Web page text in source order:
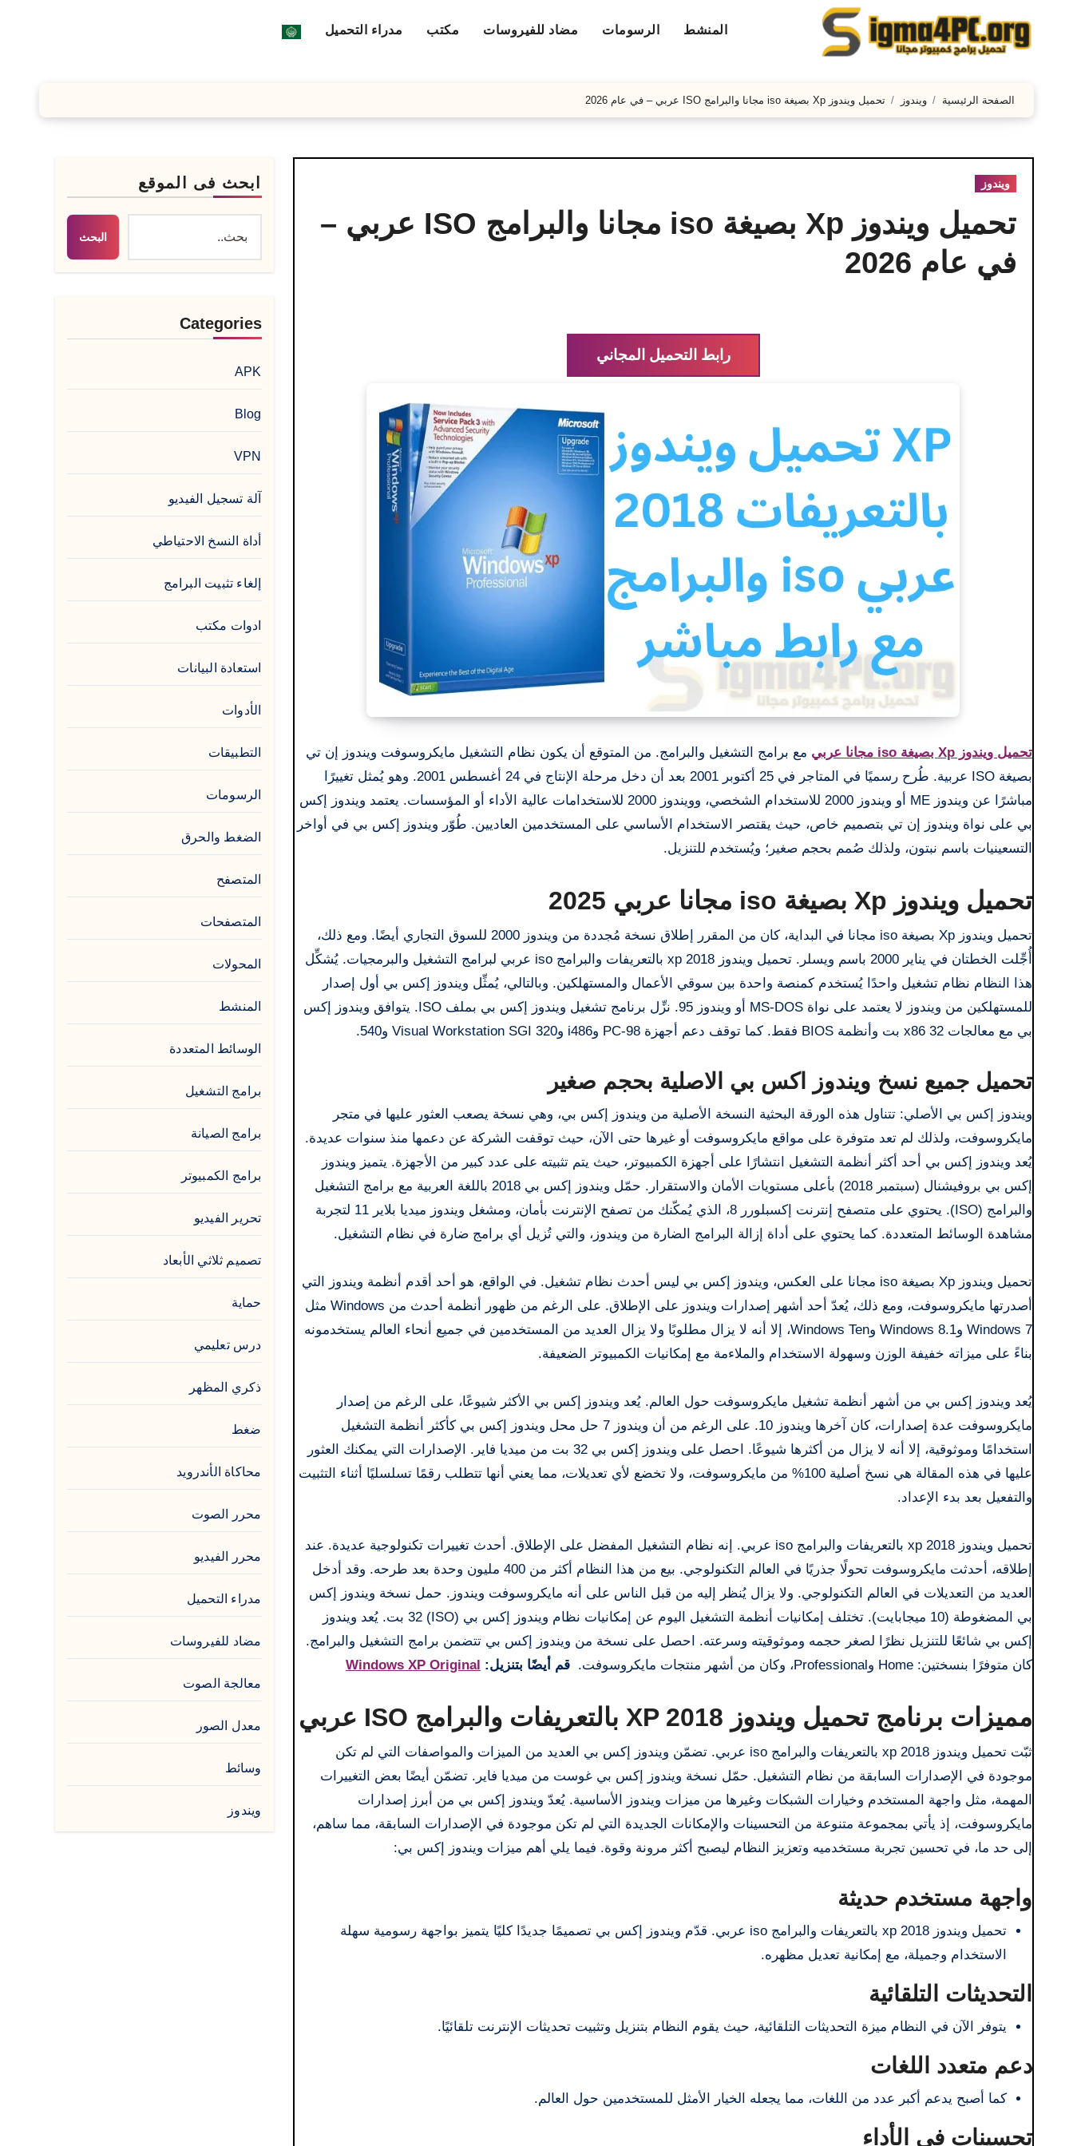
المنشط الرسومات مضاد للفيروسات مكتب مدراء التحميل
الصفحة الرئيسية ويندوز تحميل ويندوز Xp بصيغة iso مجانا والبرامج ISO عربي – في عام 2026
ويندوز
تحميل ويندوز Xp بصيغة iso مجانا والبرامج ISO عربي –
في عام 2026
رابط التحميل المجاني
تحميل ويندوز Xp بصيغة iso مجانا عربي
مع برامج التشغيل والبرامج. من المتوقع أن يكون نظام التشغيل مايكروسوفت ويندوز إن تي
بصيغة ISO عربية. طُرح رسميًا في المتاجر في 25 أكتوبر 2001 بعد أن دخل مرحلة الإنتاج في 24 أغسطس 2001. وهو يُمثل تغييرًا
مباشرًا عن ويندوز ME أو ويندوز 2000 للاستخدام الشخصي، وويندوز 2000 للاستخدامات عالية الأداء أو المؤسسات. يعتمد ويندوز إكس
بي على نواة ويندوز إن تي بتصميم خاص، حيث يقتصر الاستخدام الأساسي على المستخدمين العاديين. طُوّر ويندوز إكس بي في أواخر
التسعينيات باسم نبتون، ولذلك صُمم بحجم صغير؛ ويُستخدم للتنزيل.
تحميل ويندوز Xp بصيغة iso مجانا عربي 2025
تحميل ويندوز Xp بصيغة iso مجانا في البداية، كان من المقرر إطلاق نسخة مُجددة من ويندوز 2000 للسوق التجاري أيضًا. ومع ذلك،
أُجِّلت الخطتان في يناير 2000 باسم ويسلر. تحميل ويندوز xp 2018 بالتعريفات والبرامج iso عربي لبرامج التشغيل والبرمجيات. يُشكِّل
هذا النظام نظام تشغيل واحدًا يُستخدم كمنصة واحدة بين سوقي الأعمال والمستهلكين. وبالتالي، يُمثِّل ويندوز إكس بي أول إصدار
للمستهلكين من ويندوز لا يعتمد على نواة MS-DOS أو ويندوز 95. نزِّل برنامج تشغيل ويندوز إكس بي بملف ISO. يتوافق ويندوز إكس
بي مع معالجات x86 32 بت وأنظمة BIOS فقط. كما توقف دعم أجهزة PC-98 وi486 وVisual Workstation SGI 320 و540.
تحميل جميع نسخ ويندوز اكس بي الاصلية بحجم صغير
ويندوز إكس بي الأصلي: تتناول هذه الورقة البحثية النسخة الأصلية من ويندوز إكس بي، وهي نسخة يصعب العثور عليها في متجر
مايكروسوفت، ولذلك لم تعد متوفرة على مواقع مايكروسوفت أو غيرها حتى الآن، حيث توقفت الشركة عن دعمها منذ سنوات عديدة.
يُعد ويندوز إكس بي أحد أكثر أنظمة التشغيل انتشارًا على أجهزة الكمبيوتر، حيث يتم تثبيته على عدد كبير من الأجهزة. يتميز ويندوز
إكس بي بروفيشنال (سبتمبر 2018) بأعلى مستويات الأمان والاستقرار. حمّل ويندوز إكس بي 2018 باللغة العربية مع برامج التشغيل
والبرامج (ISO). يحتوي على متصفح إنترنت إكسبلورر 8، الذي يُمكّنك من تصفح الإنترنت بأمان، ومشغل ويندوز ميديا بلاير 11 لتجربة
مشاهدة الوسائط المتعددة. كما يحتوي على أداة إزالة البرامج الضارة من ويندوز، والتي تُزيل أي برامج ضارة في نظام التشغيل.
تحميل ويندوز Xp بصيغة iso مجانا على العكس، ويندوز إكس بي ليس أحدث نظام تشغيل. في الواقع، هو أحد أقدم أنظمة ويندوز التي
أصدرتها مايكروسوفت، ومع ذلك، يُعدّ أحد أشهر إصدارات ويندوز على الإطلاق. على الرغم من ظهور أنظمة أحدث من Windows مثل
Windows 7 وWindows 8.1 وWindows Ten، إلا أنه لا يزال مطلوبًا ولا يزال العديد من المستخدمين في جميع أنحاء العالم يستخدمونه
بناءً على ميزاته خفيفة الوزن وسهولة الاستخدام والملاءمة مع إمكانيات الكمبيوتر الضعيفة.
يُعد ويندوز إكس بي من أشهر أنظمة تشغيل مايكروسوفت حول العالم. يُعد ويندوز إكس بي الأكثر شيوعًا، على الرغم من إصدار
مايكروسوفت عدة إصدارات، كان آخرها ويندوز 10. على الرغم من أن ويندوز 7 حل محل ويندوز إكس بي كأكثر أنظمة التشغيل
استخدامًا وموثوقية، إلا أنه لا يزال من أكثرها شيوعًا. احصل على ويندوز إكس بي 32 بت من ميديا فاير. الإصدارات التي يمكنك العثور
عليها في هذه المقالة هي نسخ أصلية 100% من مايكروسوفت، ولا تخضع لأي تعديلات، مما يعني أنها تتطلب رقمًا تسلسليًا أثناء التثبيت
والتفعيل بعد بدء الإعداد.
تحميل ويندوز xp 2018 بالتعريفات والبرامج iso عربي. إنه نظام التشغيل المفضل على الإطلاق. أحدث تغييرات تكنولوجية عديدة. عند
إطلاقه، أحدثت مايكروسوفت تحولًا جذريًا في العالم التكنولوجي. بيع من هذا النظام أكثر من 400 مليون وحدة بعد طرحه. وقد أدخل
العديد من التعديلات في العالم التكنولوجي. ولا يزال يُنظر إليه من قبل الناس على أنه مايكروسوفت ويندوز. حمل نسخة ويندوز إكس
بي المضغوطة (10 ميجابايت). تختلف إمكانيات أنظمة التشغيل اليوم عن إمكانيات نظام ويندوز إكس بي (ISO) 32 بت. يُعد ويندوز
إكس بي شائعًا للتنزيل نظرًا لصغر حجمه وموثوقيته وسرعته. احصل على نسخة من ويندوز إكس بي تتضمن برامج التشغيل والبرامج.
كان متوفرًا بنسختين: Home وProfessional، وكان من أشهر منتجات مايكروسوفت.
قم أيضًا بتنزيل: Windows XP Original
مميزات برنامج تحميل ويندوز XP 2018 بالتعريفات والبرامج ISO عربي
ثبّت تحميل ويندوز xp 2018 بالتعريفات والبرامج iso عربي. تضمّن ويندوز إكس بي العديد من الميزات والمواصفات التي لم تكن
موجودة في الإصدارات السابقة من نظام التشغيل. حمّل نسخة ويندوز إكس بي غوست من ميديا فاير. تضمّن أيضًا بعض التغييرات
المهمة، مثل واجهة المستخدم وخيارات الشبكات وغيرها من ميزات ويندوز الأساسية. يُعدّ ويندوز إكس بي من أبرز إصدارات
مايكروسوفت، إذ يأتي بمجموعة متنوعة من التحسينات والإمكانات الجديدة التي لم تكن موجودة في الإصدارات السابقة، مما ساهم،
إلى حد ما، في تحسين تجربة مستخدميه وتعزيز النظام ليصبح أكثر مرونة وقوة. فيما يلي أهم ميزات ويندوز إكس بي:
واجهة مستخدم حديثة
تحميل ويندوز xp 2018 بالتعريفات والبرامج iso عربي. قدّم ويندوز إكس بي تصميمًا جديدًا كليًا يتميز بواجهة رسومية سهلة
الاستخدام وجميلة، مع إمكانية تعديل مظهره.
التحديثات التلقائية
يتوفر الآن في النظام ميزة التحديثات التلقائية، حيث يقوم النظام بتنزيل وتثبيت تحديثات الإنترنت تلقائيًا.
دعم متعدد اللغات
كما أصبح يدعم أكبر عدد من اللغات، مما يجعله الخيار الأمثل للمستخدمين حول العالم.
تحسينات في الأداء
ابحث فى الموقع
البحث
Categories
APK
Blog
VPN
آلة تسجيل الفيديو
أداة النسخ الاحتياطي
إلغاء تثبيت البرامج
ادوات مكتب
استعادة البيانات
الأدوات
التطبيقات
الرسومات
الضغط والحرق
المتصفح
المتصفحات
المحولات
المنشط
الوسائط المتعددة
برامج التشغيل
برامج الصيانة
برامج الكمبيوتر
تحرير الفيديو
تصميم ثلاثي الأبعاد
حماية
درس تعليمي
ذكري المظهر
ضغط
محاكاة الأندرويد
محرر الصوت
محرر الفيديو
مدراء التحميل
مضاد للفيروسات
معالجة الصوت
معدل الصور
وسائط
ويندوز